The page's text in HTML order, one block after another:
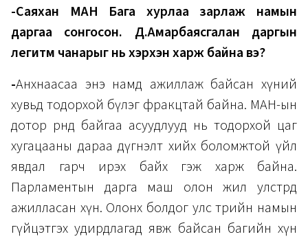
-Саяхан МАН Бага хурлаа зарлаж намын
даргаа сонгосон. Д.Амарбаясгалан даргын
легитм чанарыг нь хэрхэн харж байна вэ?
-Анхнаасаа энэ намд ажиллаж байсан хүний
хувьд тодорхой бүлэг фракцтай байна. МАН-ын
дотор өрнөөд байгаа асуудлууд нь тодорхой цаг
хугацааны дараа дүгнэлт хийх боломжтой үйл
явдал гарч ирэх байх гэж харж байна.
Парламентын дарга маш олон жил улстөрд
ажилласан хүн. Олонх болдог улс төрийн намын
гүйцэтгэх удирдлагад явж байсан багийн хүн